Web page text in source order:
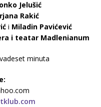
Jelušić
Rakić
i Miladin Pavićević
i teatar Madlenianum
minuta